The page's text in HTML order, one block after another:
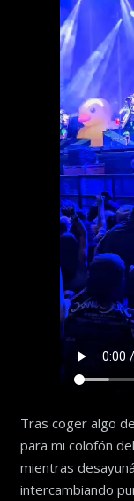
Tras coger algo
para mi colofón
mientras
intercambiando